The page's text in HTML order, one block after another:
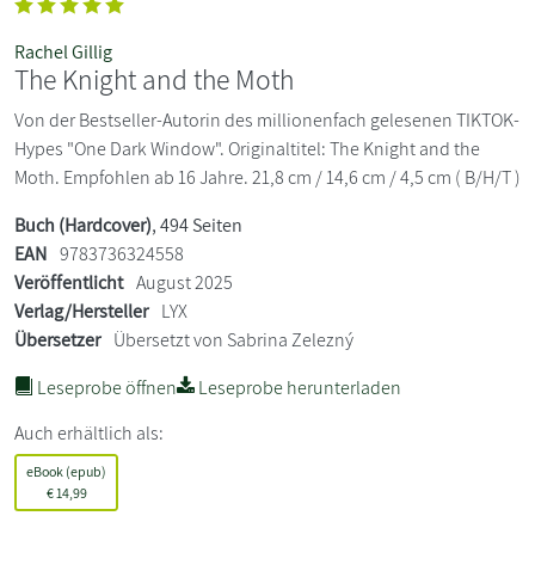
Rachel Gillig
The Knight and the Moth
Von der Bestseller-Autorin des millionenfach gelesenen TIKTOK-
Hypes "One Dark Window". Originaltitel: The Knight and the
Moth. Empfohlen ab 16 Jahre. 21,8 cm / 14,6 cm / 4,5 cm ( B/H/T )
Buch (Hardcover), 494 Seiten
EAN 9783736324558
Veröffentlicht August 2025
Verlag/Hersteller LYX
Übersetzer Übersetzt von Sabrina Zelezný
Leseprobe öffnen
Leseprobe herunterladen
Auch erhältlich als:
eBook (epub)
€14,99